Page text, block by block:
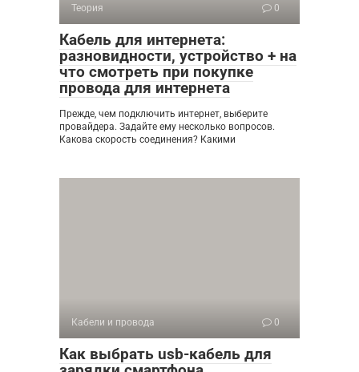
Теория 0
Кабель для интернета:
разновидности, устройство + на
что смотреть при покупке
провода для интернета
Прежде, чем подключить интернет, выберите
провайдера. Задайте ему несколько вопросов.
Какова скорость соединения? Какими
Кабели и провода 0
Как выбрать usb-кабель для